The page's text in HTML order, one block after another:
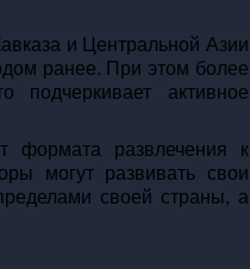
и Центральной Азии
ранее. При этом более
активное
формата развлечения к
могут развивать свои
своей страны, а